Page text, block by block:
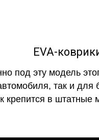
EVA-
под эту модель
так и для
крепится в штатные